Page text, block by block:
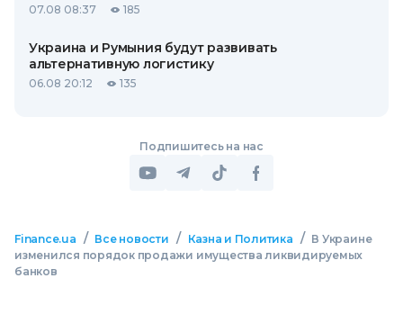
07.08 08:37 185
Украина и Румыния будут развивать
альтернативную логистику
06.08 20:12 135
Подпишитесь на нас
Finance.ua / Все новости / Казна и Политика / В Украине
изменился порядок продажи имущества ликвидируемых
банков